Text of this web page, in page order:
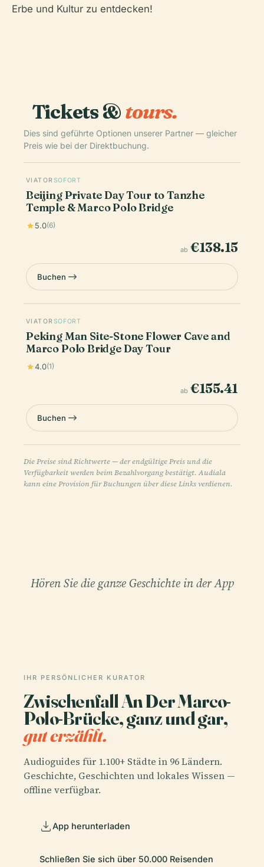
Erbe und Kultur zu entdecken!
Tickets &tours.
Dies sind geführte Optionen unserer Partner — gleicher
Preis wie bei der Direktbuchung.
VIATOR SOFORT
Beijing Private Day Tour to Tanzhe
Temple & Marco Polo Bridge
5.0(6)
ab €138.15
Buchen
VIATOR SOFORT
Peking Man Site-Stone Flower Cave and
Marco Polo Bridge Day Tour
4.0(1)
ab €155.41
Buchen
Die Preise sind Richtwerte — der endgültige Preis und die
Verfügbarkeit werden beim Bezahlvorgang bestätigt. Audiala
kann eine Provision für Buchungen über diese Links verdienen.
Hören Sie die ganze Geschichte in der App
IHR PERSÖNLICHER KURATOR
Zwischenfall An Der Marco-
Polo-Brücke, ganz und gar,
gut erzählt.
Audioguides für 1.100+ Städte in 96 Ländern.
Geschichte, Geschichten und lokales Wissen —
offline verfügbar.
App herunterladen
Schließen Sie sich über 50.000 Reisenden